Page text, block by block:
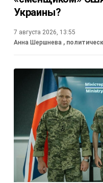
Украины?
7 августа 2026, 13:55
Анна Шершнева ,